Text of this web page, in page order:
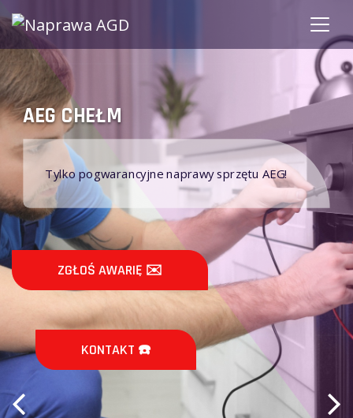
AEG CHEŁM
Tylko pogwarancyjne naprawy sprzętu AEG!
ZGŁOŚ AWARIĘ ✉️
KONTAKT ☎️